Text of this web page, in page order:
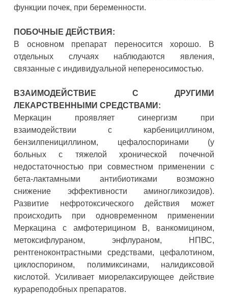
функции почек, при беременности.
ПОБОЧНЫЕ ДЕЙСТВИЯ:
В основном препарат переносится хорошо. В
отдельных случаях наблюдаются явления,
связанные с индивидуальной непереносимостью.
ВЗАИМОДЕЙСТВИЕ С ДРУГИМИ
ЛЕКАРСТВЕННЫМИ СРЕДСТВАМИ:
Меркацин проявляет синергизм при
взаимодействии с карбенициллином,
бензилпенициллином, цефалоспоринами (у
больных с тяжелой хронической почечной
недостаточностью при совместном применении с
бета-лактамными антибиотиками возможно
снижение эффективности аминогликозидов).
Развитие нефротоксического действия может
происходить при одновременном применении
Меркацина с амфотерицином В, ванкомицином,
метоксифлураном, энфлураном, НПВС,
рентгеноконтрастными средствами, цефалотином,
циклоспорином, полимиксинами, налидиксовой
кислотой. Усиливает миорелаксирующее действие
курареподобных препаратов.